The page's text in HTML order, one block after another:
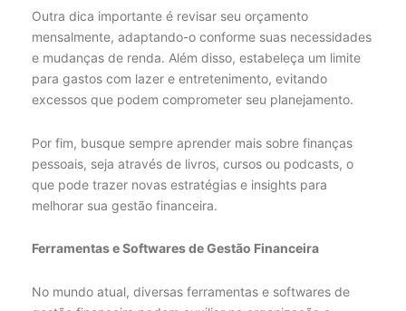
Outra dica importante é revisar seu orçamento
mensalmente, adaptando-o conforme suas necessidades
e mudanças de renda. Além disso, estabeleça um limite
para gastos com lazer e entretenimento, evitando
excessos que podem comprometer seu planejamento.
Por fim, busque sempre aprender mais sobre finanças
pessoais, seja através de livros, cursos ou podcasts, o
que pode trazer novas estratégias e insights para
melhorar sua gestão financeira.
Ferramentas e Softwares de Gestão Financeira
No mundo atual, diversas ferramentas e softwares de